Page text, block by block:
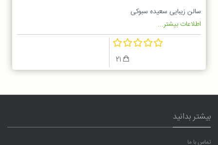
سالن زیبایی سعیده سبوکی
اطلاعات بیشتر...
بیشتر بدانید
تماس با ما